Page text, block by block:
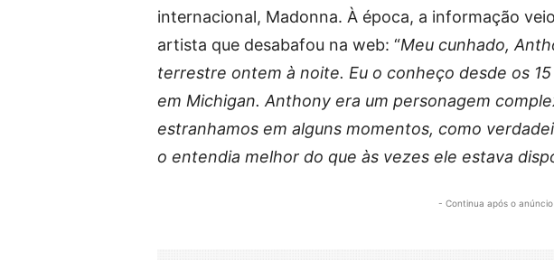
internacional, Madonna. À época, a informação
artista que desabafou na web: “Meu cunhado,
terrestre ontem à noite. Eu o conheço desde os
em Michigan. Anthony era um personagem
estranhamos em alguns momentos, como
o entendia melhor do que às vezes ele estava
- Continua após o